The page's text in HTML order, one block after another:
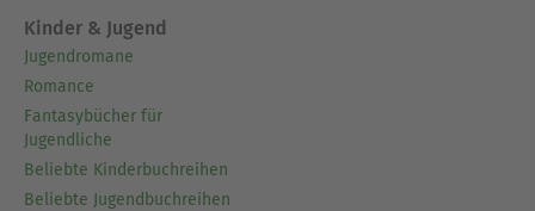
Kinder & Jugend
Jugendromane
Romance
Fantasybücher für
Jugendliche
Beliebte Kinderbuchreihen
Beliebte Jugendbuchreihen